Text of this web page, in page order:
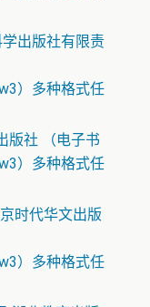
出版社有限责
）多种格式任
版社 （电子书
）多种格式任
时代华文出版
）多种格式任